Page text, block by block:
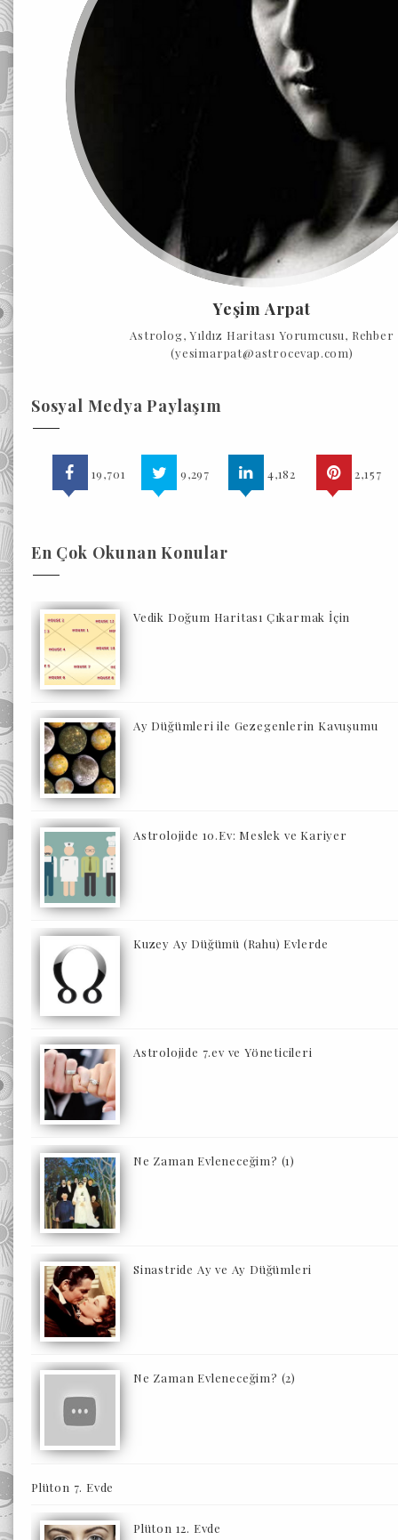
Yeşim Arpat
Astrolog, Yıldız Haritası Yorumcusu, Rehber
(yesimarpat@astrocevap.com)
Sosyal Medya Paylaşım
19,701 9,297 4,182 2,157
En Çok Okunan Konular
Vedik Doğum Haritası Çıkarmak İçin
Ay Düğümleri ile Gezegenlerin Kavuşumu
Astrolojide 10.Ev: Meslek ve Kariyer
Kuzey Ay Düğümü (Rahu) Evlerde
Astrolojide 7.ev ve Yöneticileri
Ne Zaman Evleneceğim? (1)
Sinastride Ay ve Ay Düğümleri
Ne Zaman Evleneceğim? (2)
Plüton 7. Evde
Plüton 12. Evde